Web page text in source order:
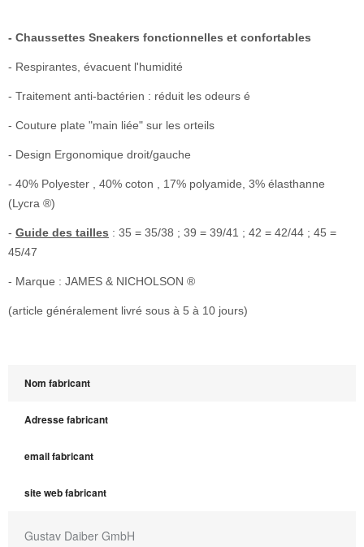
- Chaussettes Sneakers fonctionnelles et confortables
- Respirantes, évacuent l'humidité
- Traitement anti-bactérien : réduit les odeurs é
- Couture plate "main liée" sur les orteils
- Design Ergonomique droit/gauche
- 40% Polyester , 40% coton , 17% polyamide, 3% élasthanne
(Lycra ®)
- Guide des tailles : 35 = 35/38 ; 39 = 39/41 ; 42 = 42/44 ; 45 =
45/47
- Marque : JAMES & NICHOLSON ®
(article généralement livré sous à 5 à 10 jours)
Nom fabricant
Adresse fabricant
email fabricant
site web fabricant
Gustav Daiber GmbH